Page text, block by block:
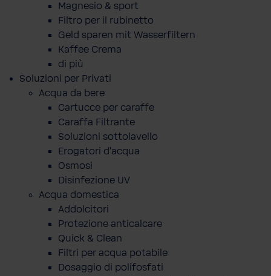
Magnesio & sport
Filtro per il rubinetto
Geld sparen mit Wasserfiltern
Kaffee Crema
di più
Soluzioni per Privati
Acqua da bere
Cartucce per caraffe
Caraffa Filtrante
Soluzioni sottolavello
Erogatori d'acqua
Osmosi
Disinfezione UV
Acqua domestica
Addolcitori
Protezione anticalcare
Quick & Clean
Filtri per acqua potabile
Dosaggio di polifosfati